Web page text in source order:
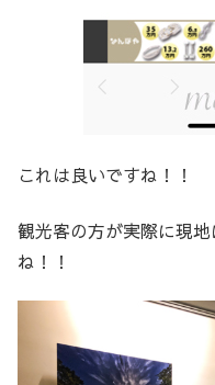
これは良いですね！！
観光客の方が実際に現
ね！！